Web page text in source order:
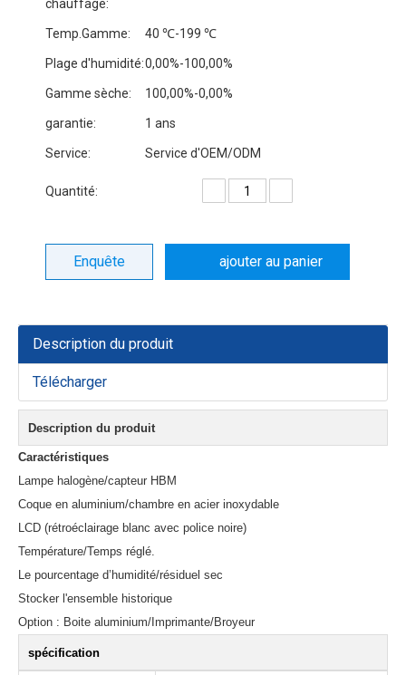
chauffage:
Temp.Gamme: 40 ℃-199 ℃
Plage d'humidité:0,00%-100,00%
Gamme sèche: 100,00%-0,00%
garantie: 1 ans
Service: Service d'OEM/ODM
Quantité:
Enquête ajouter au panier
Description du produit
Télécharger
Description du produit
Caractéristiques
Lampe halogène/capteur HBM
Coque en aluminium/chambre en acier inoxydable
LCD (rétroéclairage blanc avec police noire)
Température/Temps réglé.
Le pourcentage d’humidité/résiduel sec
Stocker l'ensemble historique
Option : Boite aluminium/Imprimante/Broyeur
spécification